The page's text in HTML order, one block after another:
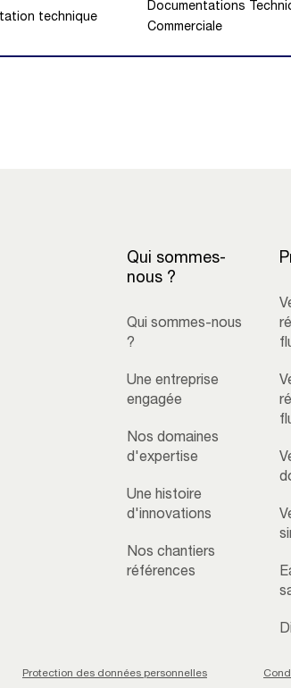
technique
Documentations
Commerciale
Qui sommes-
nous ?
Qui sommes-nous
?
Une entreprise
engagée
Nos domaines
d'expertise
Une histoire
d'innovations
Nos chantiers
références
Protection des données personnelles